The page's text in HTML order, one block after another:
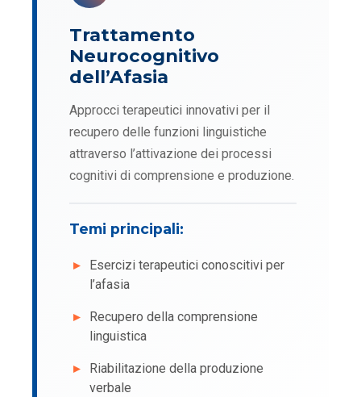
Trattamento
Neurocognitivo
dell’Afasia
Approcci terapeutici innovativi per il
recupero delle funzioni linguistiche
attraverso l’attivazione dei processi
cognitivi di comprensione e produzione.
Temi principali:
Esercizi terapeutici conoscitivi per
l’afasia
Recupero della comprensione
linguistica
Riabilitazione della produzione
verbale